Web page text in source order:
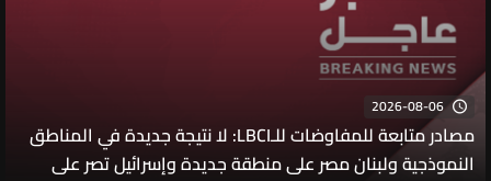
2026-08-06
مصادر متابعة للمفاوضات للـLBCI: لا نتيجة جديدة في المناطق
النموذجية ولبنان مصر على منطقة جديدة وإسرائيل تصر على